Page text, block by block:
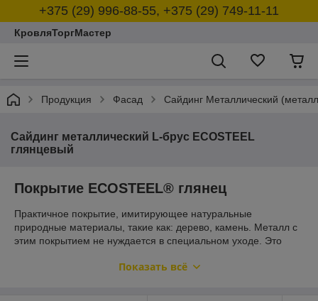
+375 (29) 996-88-55, +375 (29) 749-11-11
КровляТоргМастер
Продукция Фасад Сайдинг Металлический
Сайдинг металлический L-брус ECOSTEEL
глянцевый
Покрытие ECOSTEEL® глянец
Практичное покрытие, имитирующее натуральные
природные материалы, такие как: дерево, камень. Металл с
этим покрытием не нуждается в специальном уходе. Это
веществ, не загрязняет атмосферу, а также бережёт от
Показать всё